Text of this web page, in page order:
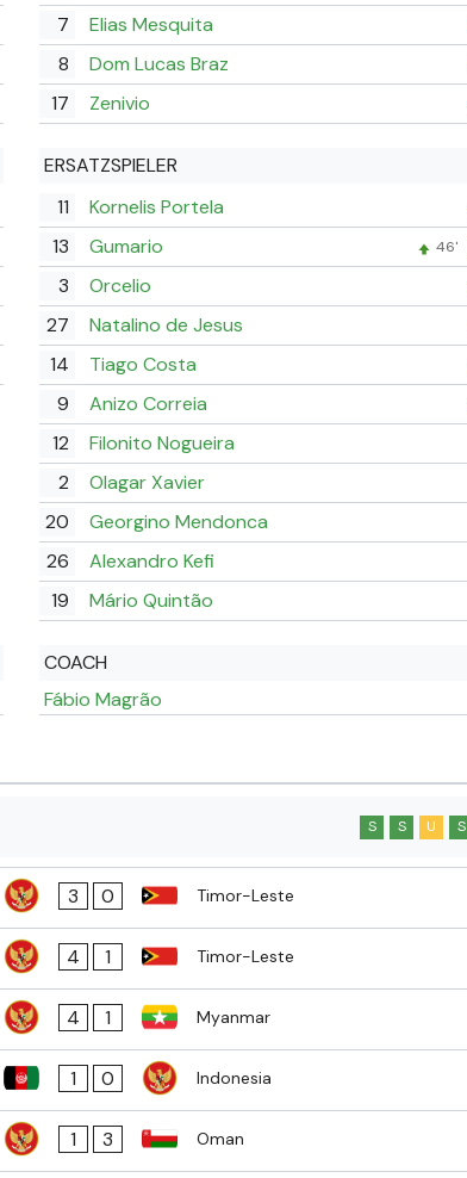
7 Elias Mesquita
8 Dom Lucas Braz
17 Zenivio
ERSATZSPIELER
11
Kornelis Portela
13 Gumario 46'
3 Orcelio
27 Natalino de Jesus
14 Tiago Costa
9 Anizo Correia
12
Filonito Nogueira
2
Olagar Xavier
20
Georgino Mendonca
26
Alexandro Kefi
19
Mário Quintão
COACH
Fábio Magrão
S S U S
3 0 Timor-Leste
4 1 Timor-Leste
4 1 Myanmar
1 0 Indonesia
1 3 Oman